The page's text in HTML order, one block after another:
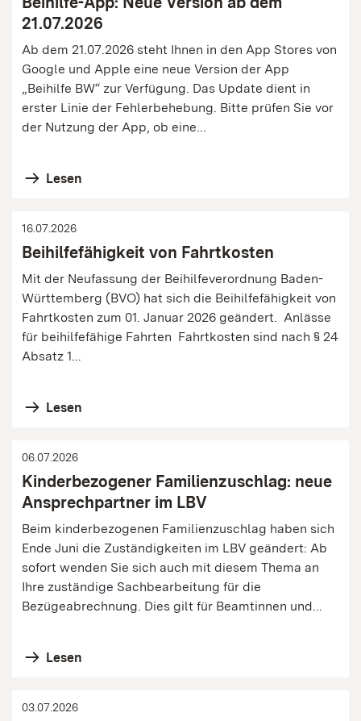
21.07.2026
Ab dem 21.07.2026 steht Ihnen in den App Stores von
Google und Apple eine neue Version der App
„Beihilfe BW“ zur Verfügung. Das Update dient in
erster Linie der Fehlerbehebung. Bitte prüfen Sie vor
der Nutzung der App, ob eine...
Lesen
16.07.2026
Beihilfefähigkeit von Fahrtkosten
Mit der Neufassung der Beihilfeverordnung Baden-
Württemberg (BVO) hat sich die Beihilfefähigkeit von
Fahrtkosten zum 01. Januar 2026 geändert. Anlässe
für beihilfefähige Fahrten Fahrtkosten sind nach § 24
Absatz 1...
Lesen
06.07.2026
Kinderbezogener Familienzuschlag: neue
Ansprechpartner im LBV
Beim kinderbezogenen Familienzuschlag haben sich
Ende Juni die Zuständigkeiten im LBV geändert: Ab
sofort wenden Sie sich auch mit diesem Thema an
Ihre zuständige Sachbearbeitung für die
Bezügeabrechnung. Dies gilt für Beamtinnen und...
Lesen
03.07.2026